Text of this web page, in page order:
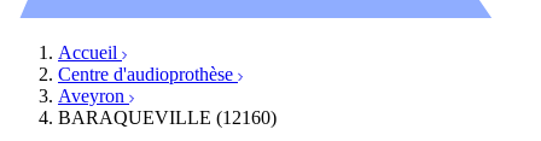
Accueil
Centre d'audioprothèse
Aveyron
BARAQUEVILLE (12160)